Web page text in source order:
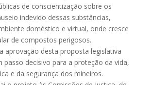
de conscientização sobre os
indevido dessas substâncias,
doméstico e virtual, onde cresce
de compostos perigosos.
aprovação desta proposta legislativa
passo decisivo para a proteção da vida,
e da segurança dos mineiros.